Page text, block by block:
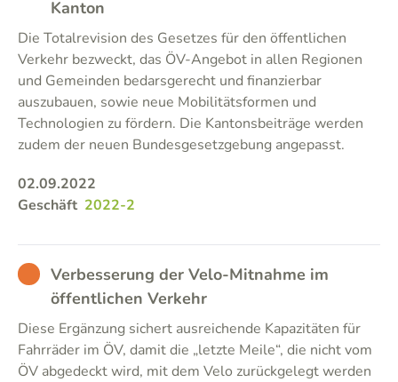
Kanton
Die Totalrevision des Gesetzes für den öffentlichen
Verkehr bezweckt, das ÖV-Angebot in allen Regionen
und Gemeinden bedarsgerecht und finanzierbar
auszubauen, sowie neue Mobilitätsformen und
Technologien zu fördern. Die Kantonsbeiträge werden
zudem der neuen Bundesgesetzgebung angepasst.
02.09.2022
Geschäft 2022-2
BADVerbesserung der Velo-Mitnahme im
öffentlichen Verkehr
Diese Ergänzung sichert ausreichende Kapazitäten für
Fahrräder im ÖV, damit die „letzte Meile“, die nicht vom
ÖV abgedeckt wird, mit dem Velo zurückgelegt werden